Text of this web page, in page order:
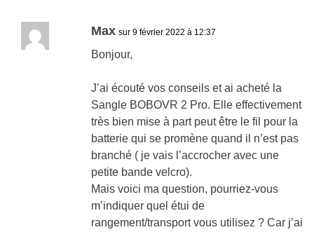
Max sur 9 février 2022 à 12:37
Bonjour,
J’ai écouté vos conseils et ai acheté la
Sangle BOBOVR 2 Pro. Elle effectivement
très bien mise à part peut être le fil pour la
batterie qui se promène quand il n’est pas
branché ( je vais l’accrocher avec une
petite bande velcro).
Mais voici ma question, pourriez-vous
m’indiquer quel étui de
rangement/transport vous utilisez ? Car j’ai